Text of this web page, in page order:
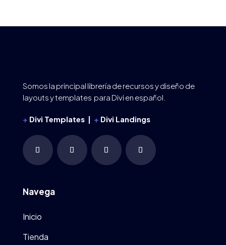
Somos la principal librería de recursos y diseño de
layouts y templates para Divi en español.
+ Divi Templates | + Divi Landings
Navega
Inicio
Tienda